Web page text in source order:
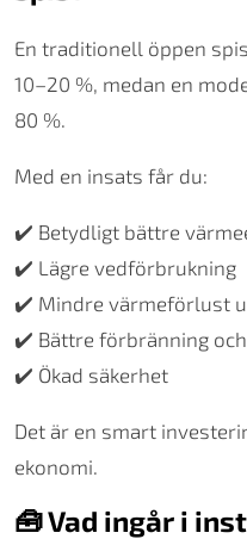
En traditionell öppen
10–20 %, medan en
80 %.
Med en insats får du:
✔️ Betydligt bättre
✔️ Lägre vedförbrukning
✔️ Mindre värmeförlust
✔️ Bättre förbränning
✔️ Ökad säkerhet
Det är en smart
ekonomi.
🧰 Vad ingår i